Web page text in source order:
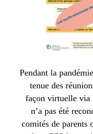
Pendant la
tenue des
façon virtuelle via
n’a pas été
comités de parents